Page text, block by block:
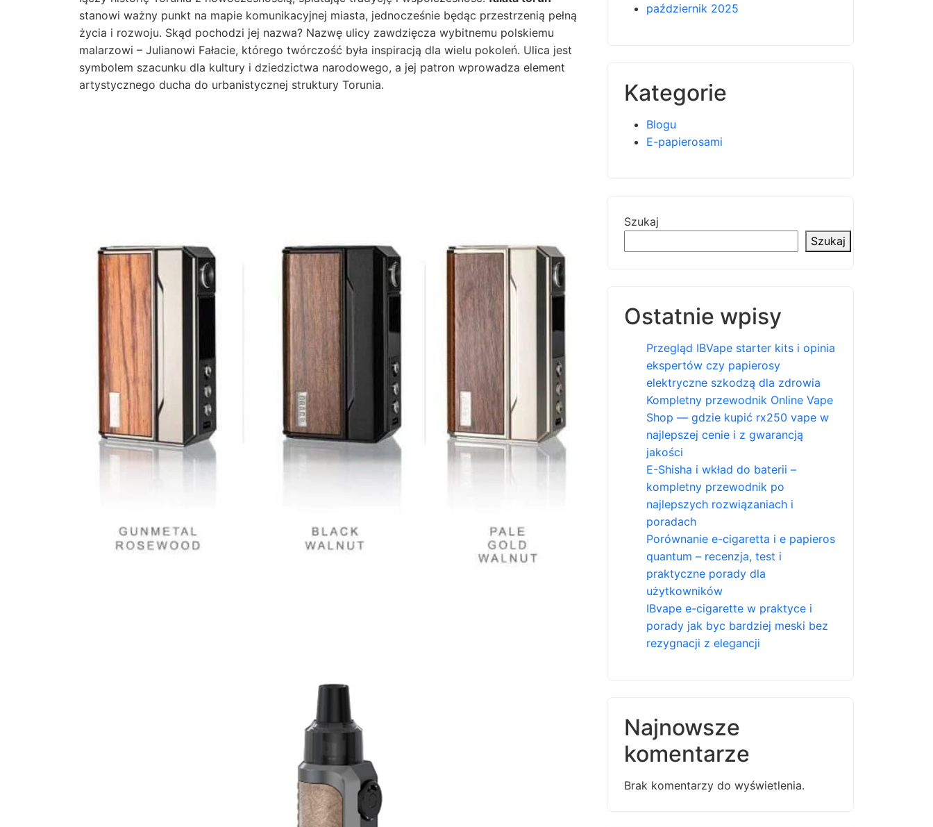
stanowi ważny punkt na mapie komunikacyjnej miasta, jednocześnie będąc przestrzenią pełną
życia i rozwoju. Skąd pochodzi jej nazwa? Nazwę ulicy zawdzięcza wybitnemu polskiemu
malarzowi – Julianowi Fałacie, którego twórczość była inspiracją dla wielu pokoleń. Ulica jest
symbolem szacunku dla kultury i dziedzictwa narodowego, a jej patron wprowadza element
artystycznego ducha do urbanistycznej struktury Torunia.
październik 2025
Kategorie
Blogu
E-papierosami
Szukaj
Szukaj
Ostatnie wpisy
Przegląd IBVape starter kits i opinia
ekspertów czy papierosy
elektryczne szkodzą dla zdrowia
Kompletny przewodnik Online Vape
Shop — gdzie kupić rx250 vape w
najlepszej cenie i z gwarancją
jakości
E-Shisha i wkład do baterii –
kompletny przewodnik po
najlepszych rozwiązaniach i
poradach
Porównanie e-cigaretta i e papieros
quantum – recenzja, test i
praktyczne porady dla
użytkowników
IBvape e-cigarette w praktyce i
porady jak byc bardziej meski bez
rezygnacji z elegancji
Najnowsze
komentarze
Brak komentarzy do wyświetlenia.